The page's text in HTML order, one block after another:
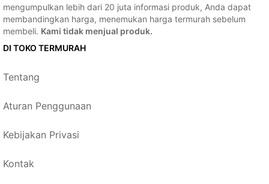
mengumpulkan lebih dari 20 juta informasi produk, Anda dapat
membandingkan harga, menemukan harga termurah sebelum
membeli. Kami tidak menjual produk.
DI TOKO TERMURAH
Tentang
Aturan Penggunaan
Kebijakan Privasi
Kontak